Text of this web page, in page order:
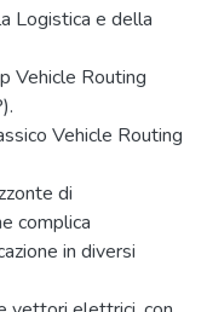
Logistica e della
Vehicle Routing
Vehicle Routing
di
complica
in diversi